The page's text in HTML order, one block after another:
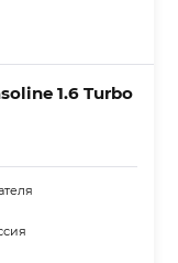
1.6 Turbo